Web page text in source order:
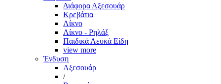
Διάφορα Αξεσουάρ
Κρεβάτια
Λίκνο
Λίκνο - Ρηλάξ
Παιδικά Λευκά Είδη
view more
Ένδυση
Αξεσουάρ
/